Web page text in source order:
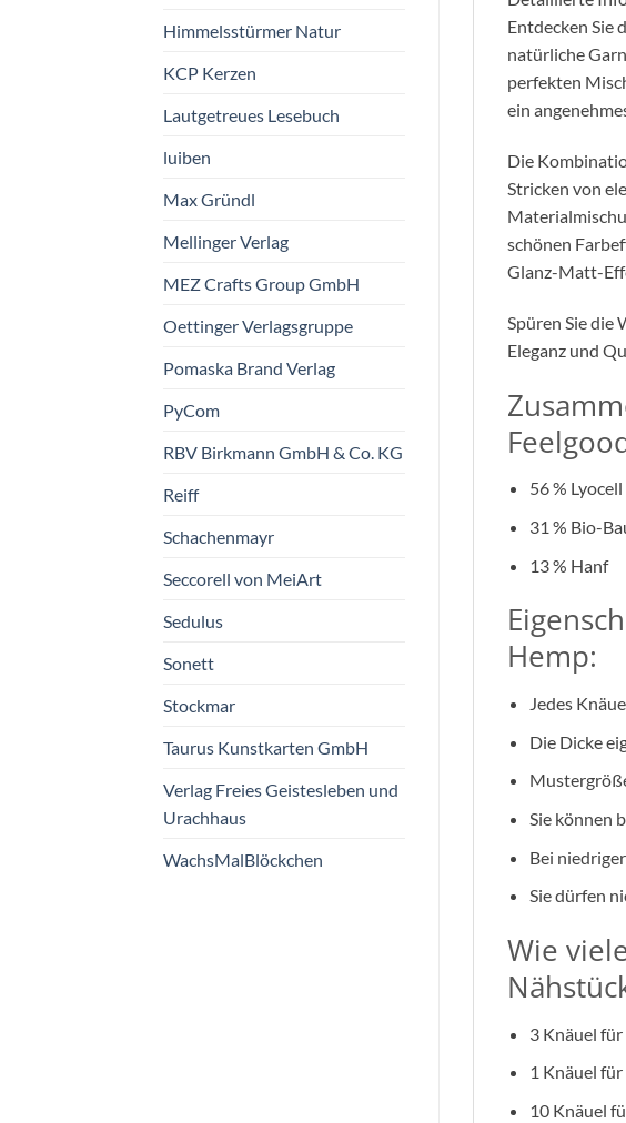
Himmelsstürmer Natur
KCP Kerzen
Lautgetreues Lesebuch
luiben
Max Gründl
Mellinger Verlag
MEZ Crafts Group GmbH
Oettinger Verlagsgruppe
Pomaska Brand Verlag
PyCom
RBV Birkmann GmbH & Co. KG
Reiff
Schachenmayr
Seccorell von MeiArt
Sedulus
Sonett
Stockmar
Taurus Kunstkarten GmbH
Verlag Freies Geistesleben und
Urachhaus
WachsMalBlöckchen
Entdecken Sie
natürliche
perfekten
ein
Die
Stricken von
schönen
Glanz-Matt-
Spüren Sie die
Eleganz und
56 % Lyocell
31 % Bio-
13 % Hanf
Hemp:
Jedes
Die Dicke
Sie können
Bei
Sie dürfen
Wie
3 Knäuel für
1 Knäuel
10 Knäuel